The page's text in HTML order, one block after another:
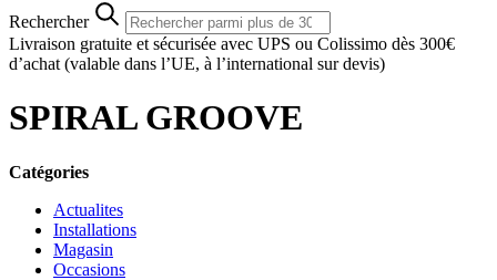
Rechercher
Livraison gratuite et sécurisée avec UPS ou Colissimo dès 300€
d’achat (valable dans l’UE, à l’international sur devis)
SPIRAL GROOVE
Catégories
Actualites
Installations
Magasin
Occasions